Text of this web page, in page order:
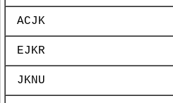
ACJK
EJKR
JKNU